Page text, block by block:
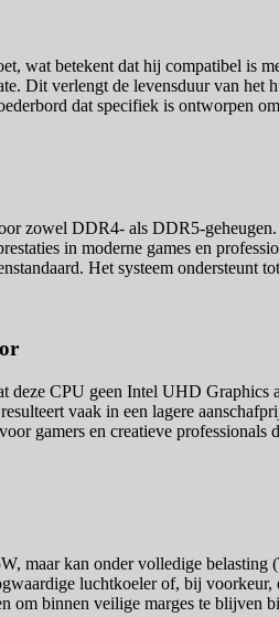
wat betekent dat hij compatibel is
Dit verlengt de levensduur van
dat specifiek is ontworpen
zowel DDR4- als DDR5-
in moderne games en
Het systeem
deze CPU geen Intel UHD
vaak in een lagere
gamers en creatieve
maar kan onder volledige
luchtkoeler of, bij
om binnen veilige marges te